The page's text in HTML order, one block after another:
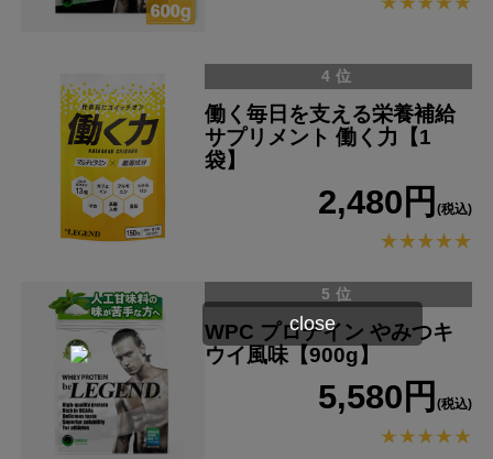
4位
働く毎日を支える栄養補給
サプリメント 働く力【1
袋】
2,480円 (税込)
5位
WPC プロテイン やみつキ
ウイ風味【900g】
5,580円 (税込)
close